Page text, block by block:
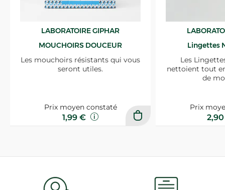
LABORATOIRE GIPHAR
MOUCHOIRS DOUCEUR
Les mouchoirs résistants qui vous
seront utiles.
Prix moyen constaté
1,99 €
Lingettes
Les
nettoient tout
de
Prix